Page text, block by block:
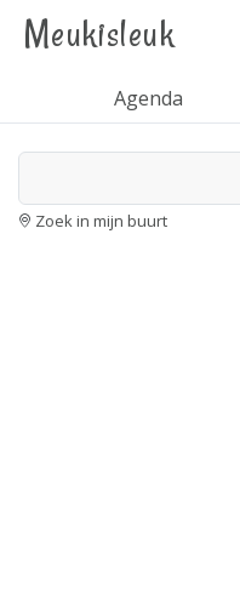
Meukisleuk
Agenda
Zoek in mijn buurt